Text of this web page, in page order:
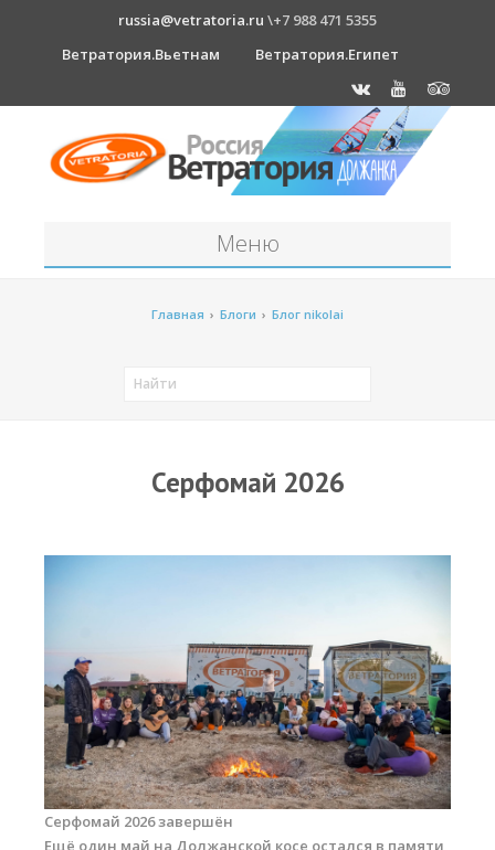
russia@vetratoria.ru \+7 988 471 5355
Ветратория.Вьетнам
Ветратория.Египет
Меню
Прогноз погоды
Виндсерфинг
Кайтсерфинг
Новости
Медиа
Медиа архив
Главная › Блоги › Блог nikolai
Серфомай 2026
Серфомай 2026 завершён
Ещё один май на Должанской косе остался в памяти